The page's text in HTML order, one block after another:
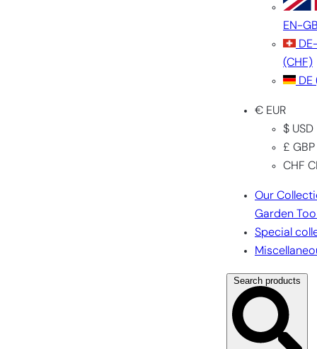
EN-
(CHF)
DE
€ EUR
$ USD
£ GBP
CHF
Our
Garden
Special
Search products